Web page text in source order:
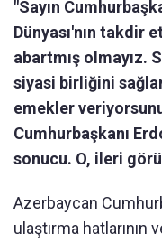
"Sayın
Dünyası'nın takdir
abartmış olmayız.
siyasi birliğini
emekler
Cumhurbaşkanı
sonucu. O, ileri
Azerbaycan
ulaştırma